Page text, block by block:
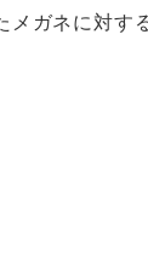
ガネに対す